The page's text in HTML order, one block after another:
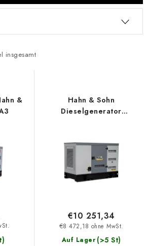
Cookie-Richtlinie
Widerruf
Anleitungen
insgesamt
&
Hahn & Sohn
Dieselgenerator
Auf Lager (>5 St)
€8 472,18 ohne MwSt.
€10 251,34